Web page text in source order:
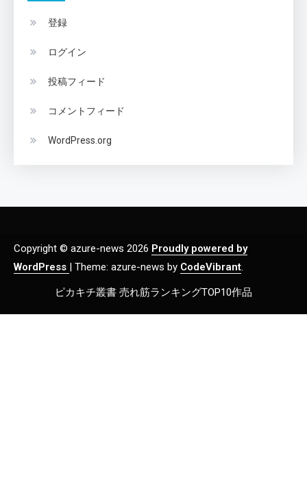
登録
ログイン
投稿フィード
コメントフィード
WordPress.org
Copyright © azure-news 2026 Proudly powered by
WordPress | Theme: azure-news by CodeVibrant
ピカキチ叢書 売れ筋ランキングTOP10作品